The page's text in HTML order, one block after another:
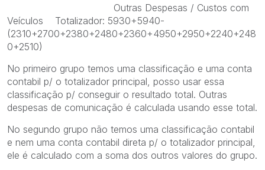
Outras Despesas / Custos com
Veículos Totalizador: 5930+5940-
(2310+2700+2380+2480+2360+4950+2950+2240+248
0+2510)
No primeiro grupo temos uma classificação e uma conta
contabil p/ o totalizador principal, posso usar essa
classificação p/ conseguir o resultado total. Outras
despesas de comunicação é calculada usando esse total.
No segundo grupo não temos uma classificação contabil
e nem uma conta contabil direta p/ o totalizador principal,
ele é calculado com a soma dos outros valores do grupo.